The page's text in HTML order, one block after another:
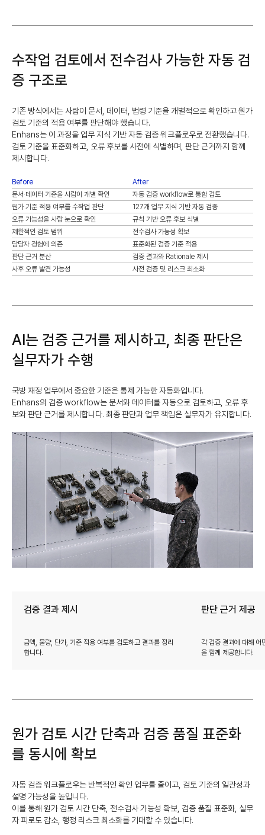
수작업 검토에서 전수검사 가능한 자동 검
증 구조로
기존 방식에서는 사람이 문서, 데이터, 법령 기준을 개별적으로 확인하고 원가
검토 기준의 적용 여부를 판단해야 했습니다.
Enhans는 이 과정을 업무 지식 기반 자동 검증 워크플로우로 전환했습니다.
검토 기준을 표준화하고, 오류 후보를 사전에 식별하며, 판단 근거까지 함께
제시합니다.
Before
After
문서·데이터·기준을 사람이 개별 확인
자동 검증 workflow로 통합 검토
원가 기준 적용 여부를 수작업 판단
127개 업무 지식 기반 자동 검증
오류 가능성을 사람 눈으로 확인
규칙 기반 오류 후보 식별
제한적인 검토 범위
전수검사 가능성 확보
담당자 경험에 의존
표준화된 검증 기준 적용
판단 근거 분산
검증 결과와 Rationale 제시
사후 오류 발견 가능성
사전 검증 및 리스크 최소화
AI는 검증 근거를 제시하고, 최종 판단은
실무자가 수행
국방 재정 업무에서 중요한 기준은 통제 가능한 자동화입니다.
Enhans의 검증 workflow는 문서와 데이터를 자동으로 검토하고, 오류 후
보와 판단 근거를 제시합니다. 최종 판단과 업무 책임은 실무자가 유지합니다.
검증 결과 제시
금액, 물량, 단가, 기준 적용 여부를 검토하고 결과를 정리
합니다.
판단 근거 제공
각 검증 결과에 대해
을 함께 제공합니다.
원가 검토 시간 단축과 검증 품질 표준화
를 동시에 확보
자동 검증 워크플로우는 반복적인 확인 업무를 줄이고, 검토 기준의 일관성과
설명 가능성을 높입니다.
이를 통해 원가 검토 시간 단축, 전수검사 가능성 확보, 검증 품질 표준화, 실무
자 피로도 감소, 행정 리스크 최소화를 기대할 수 있습니다.